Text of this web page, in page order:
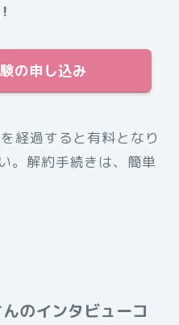
の申し込み
経過すると有料となり
。解約手続きは、簡単
のインタビューコ